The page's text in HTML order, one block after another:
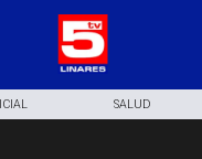
SALUD